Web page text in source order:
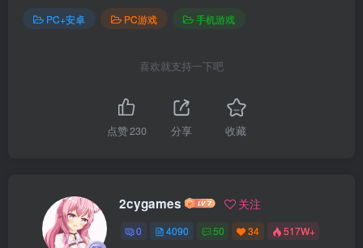
PC+安卓 PC游戏 手机游戏
喜欢就支持一下吧
点赞230 分享 收藏
2cygames 关注
0 4090 50 34 517W+